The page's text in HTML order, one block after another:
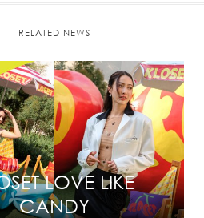
RELATED NEWS
LOVE LIKE
CANDY